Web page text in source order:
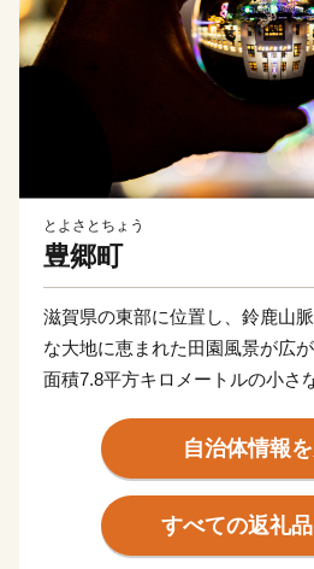
とよさとちょう
豊郷町
滋賀県の東部に位置し、鈴鹿山
な大地に恵まれた田園風景が広
面積7.8平方キロメートルの小さ
くから稲作が主産業でした。ま
多の傑出した先人を世に送り出
祥地としても知られており、心
ロマンが溢れています。
自治体情報
すべての返礼